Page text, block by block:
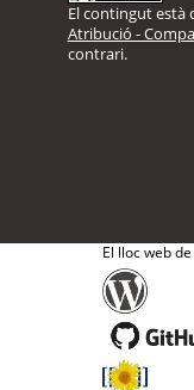
El contingut està
Atribució -
contrari.
El lloc web